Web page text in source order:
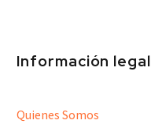
Información legal
Quienes Somos